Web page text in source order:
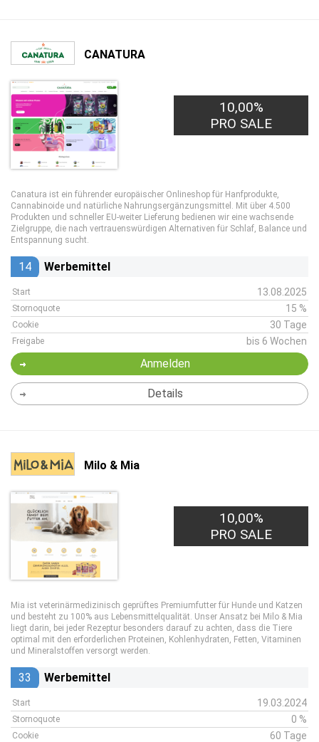
CANATURA
10,00%
PRO SALE
Canatura ist ein führender europäischer Onlineshop für Hanfprodukte,
Cannabinoide und natürliche Nahrungsergänzungsmittel. Mit über 4.500
Produkten und schneller EU-weiter Lieferung bedienen wir eine wachsende
Zielgruppe, die nach vertrauenswürdigen Alternativen für Schlaf, Balance und
Entspannung sucht.
14 Werbemittel
Start 13.08.2025
Stornoquote 15 %
Cookie 30 Tage
Freigabe bis 6 Wochen
Anmelden
Details
Milo & Mia
10,00%
PRO SALE
Mia ist veterinärmedizinisch geprüftes Premiumfutter für Hunde und Katzen
und besteht zu 100% aus Lebensmittelqualität. Unser Ansatz bei Milo & Mia
liegt darin, bei jeder Rezeptur besonders darauf zu achten, dass die Tiere
optimal mit den erforderlichen Proteinen, Kohlenhydraten, Fetten, Vitaminen
und Mineralstoffen versorgt werden.
33 Werbemittel
Start 19.03.2024
Stornoquote 0 %
Cookie 60 Tage